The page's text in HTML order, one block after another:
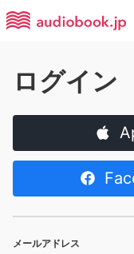
ログイン
メールアドレス